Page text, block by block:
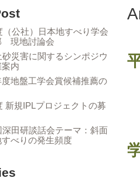
（公社）日本地すべり学会
現地討論会
砂災害に関するシンポジウ
案内
地盤工学会賞候補推薦の
新規IPLプロジェクトの募
深田研談話会テーマ：斜面
すべりの発生頻度